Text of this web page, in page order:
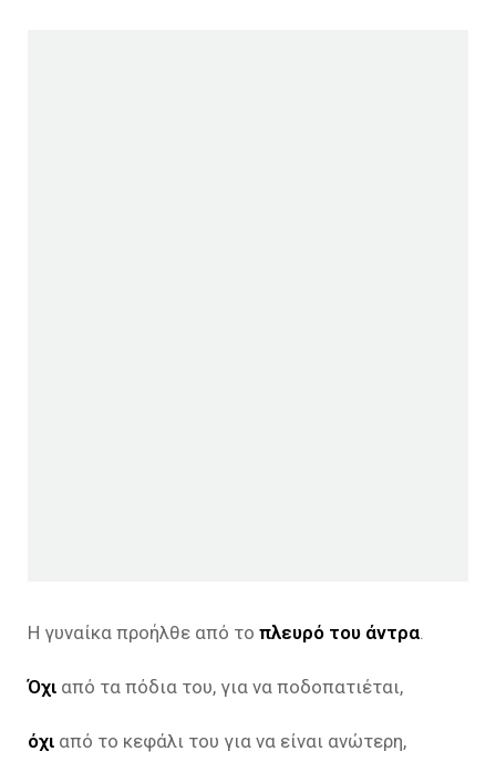
Η γυναίκα προήλθε από το πλευρό του άντρα
Όχι από τα πόδια του, για να ποδοπατιέται,
όχι από το κεφάλι του για να είναι ανώτερη,